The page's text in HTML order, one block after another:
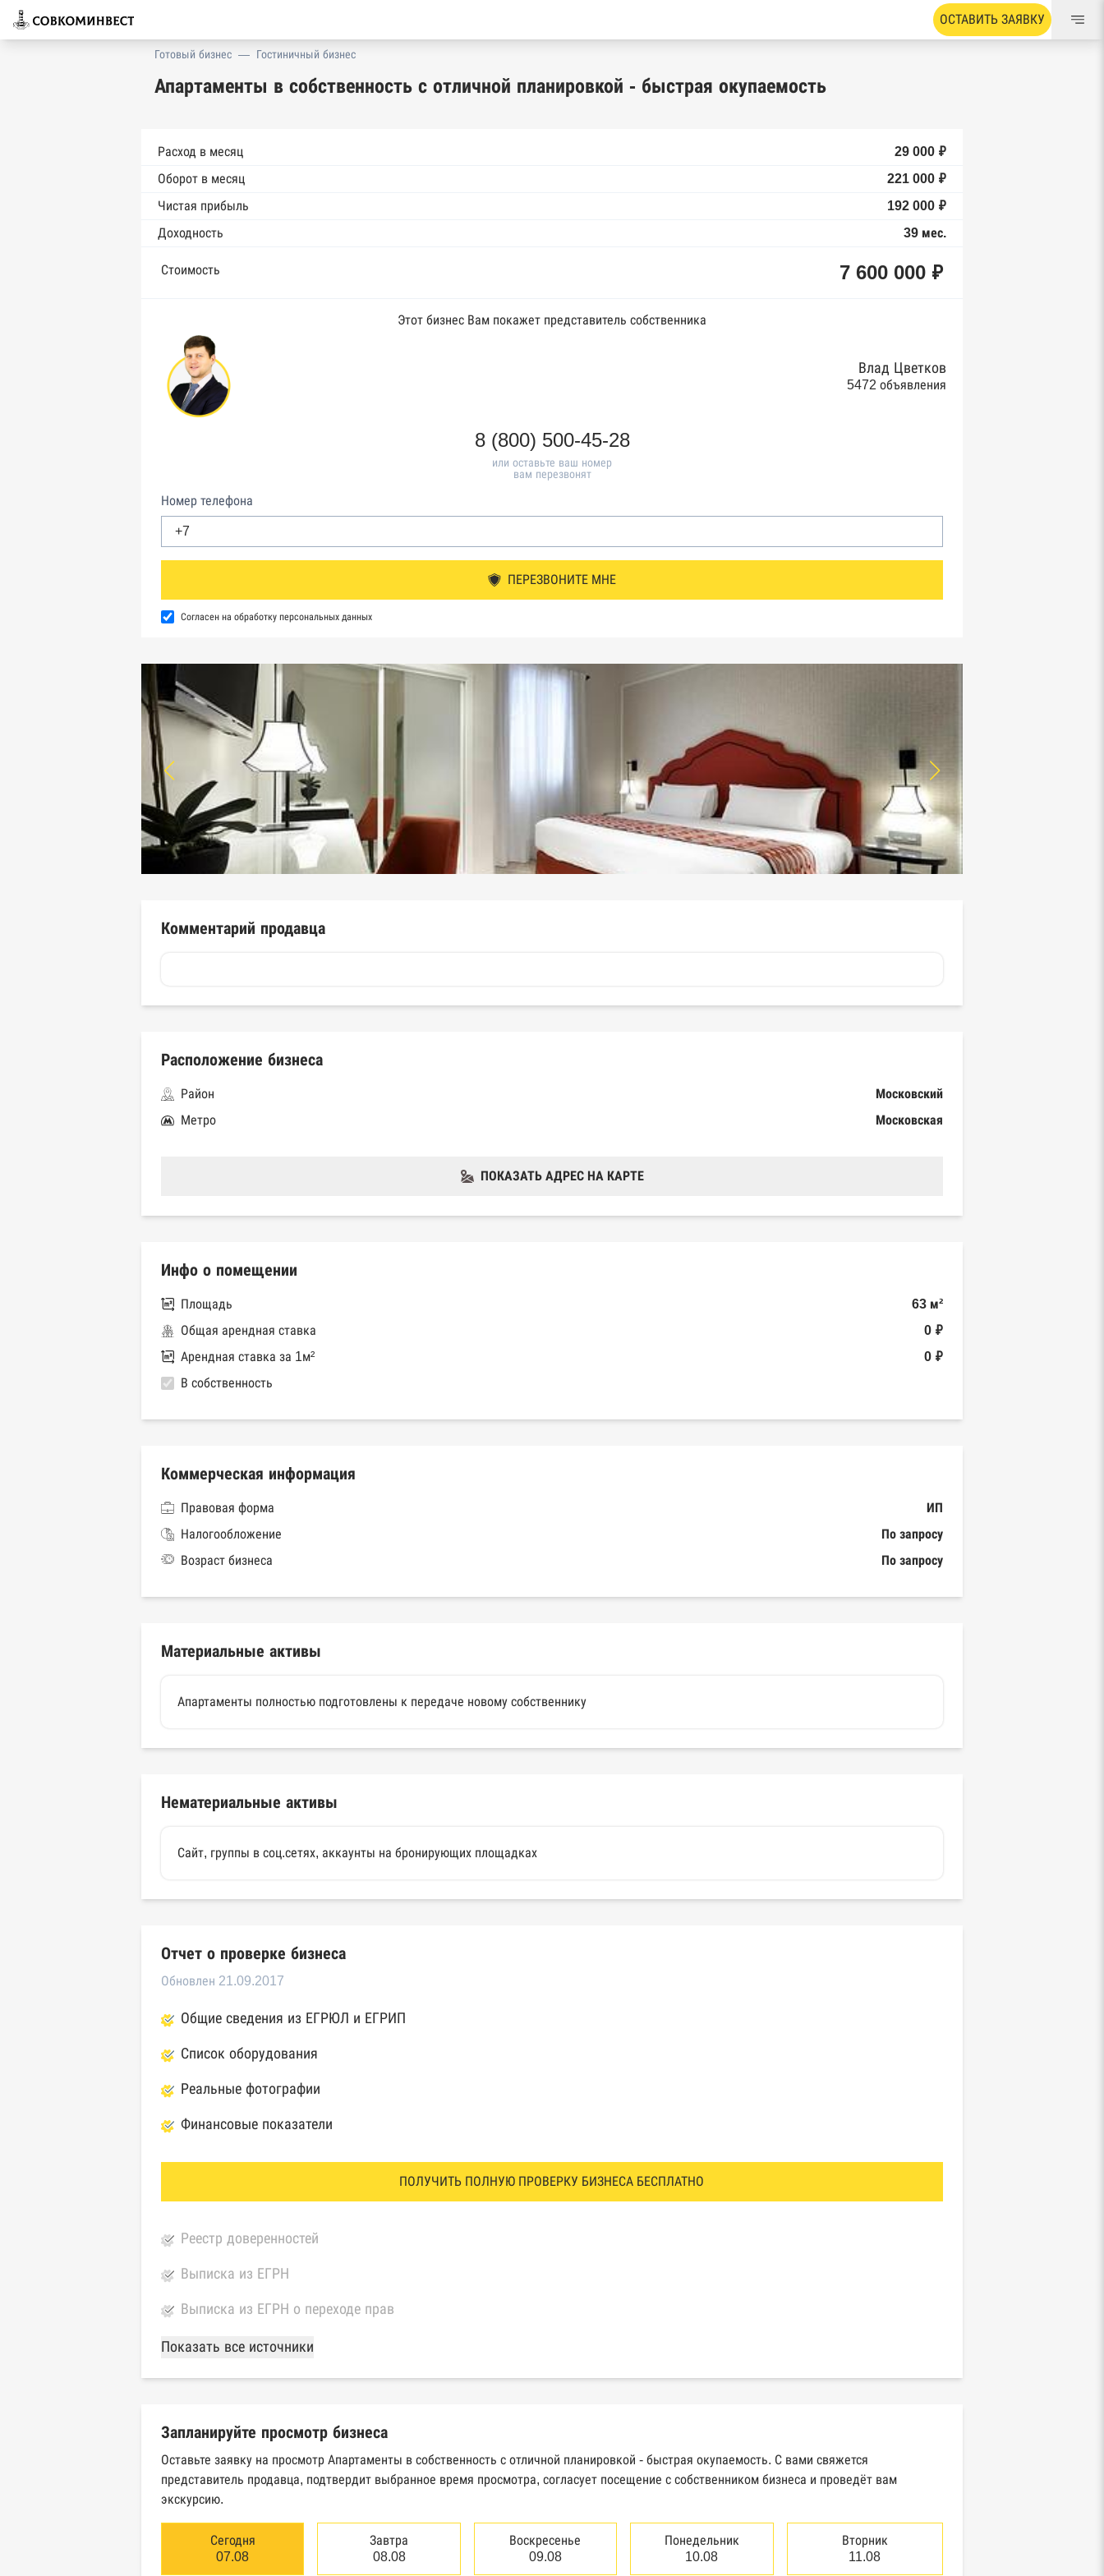
ОСТАВИТЬ ЗАЯВКУ
Готовый бизнес — Гостиничный бизнес
Апартаменты в собственность с отличной планировкой - быстрая окупаемость
Расход в месяц
29 000 ₽
Оборот в месяц
221 000 ₽
Чистая прибыль
192 000 ₽
Доходность
39 мес.
Стоимость 7 600 000 ₽
Этот бизнес Вам покажет представитель собственника
Влад Цветков
5472 объявления
8 (800) 500-45-28
или оставьте ваш номер
вам перезвонят
Номер телефона
ПЕРЕЗВОНИТЕ МНЕ
Согласен на обработку персональных данных
Комментарий продавца
Расположение бизнеса
Район
Московский
Метро
Московская
ПОКАЗАТЬ АДРЕС НА КАРТЕ
Инфо о помещении
Площадь
63 м²
Общая арендная ставка
0 ₽
Арендная ставка за 1м²
0 ₽
В собственность
Коммерческая информация
Правовая форма
ИП
Налогообложение
По запросу
Возраст бизнеса
По запросу
Материальные активы
Апартаменты полностью подготовлены к передаче новому собственнику
Нематериальные активы
Сайт, группы в соц.сетях, аккаунты на бронирующих площадках
Отчет о проверке бизнеса
Обновлен 21.09.2017
Общие сведения из ЕГРЮЛ и ЕГРИП
Список оборудования
Реальные фотографии
Финансовые показатели
ПОЛУЧИТЬ ПОЛНУЮ ПРОВЕРКУ БИЗНЕСА БЕСПЛАТНО
Реестр доверенностей
Выписка из ЕГРН
Выписка из ЕГРН о переходе прав
База Росстата
Реестры ЕГРЮЛ и ЕГРИП Федеральной налоговой службы России
Картотека арбитражных дел Высшего арбитражного суда
Единый федеральный реестр сведений о банкротстве юридических лиц
Единый федеральный реестр сведений о банкротстве физических лиц
Реестр товарных знаков и знаков обслуживания Роспатента
Показать все источники
Запланируйте просмотр бизнеса
Оставьте заявку на просмотр Апартаменты в собственность с отличной планировкой - быстрая окупаемость. С вами свяжется
представитель продавца, подтвердит выбранное время просмотра, согласует посещение с собственником бизнеса и проведёт вам
экскурсию.
Сегодня
07.08
Завтра
08.08
Воскресенье
09.08
Понедельник
10.08
Вторник
11.08